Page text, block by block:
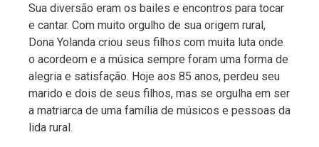
Sua diversão eram os bailes e encontros para tocar
e cantar. Com muito orgulho de sua origem rural,
Dona Yolanda criou seus filhos com muita luta onde
o acordeom e a música sempre foram uma forma de
alegria e satisfação. Hoje aos 85 anos, perdeu seu
marido e dois de seus filhos, mas se orgulha em ser
a matriarca de uma família de músicos e pessoas da
lida rural.